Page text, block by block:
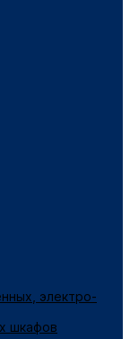
электро-
шкафов